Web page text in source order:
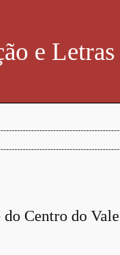
e Letras
Centro do Vale